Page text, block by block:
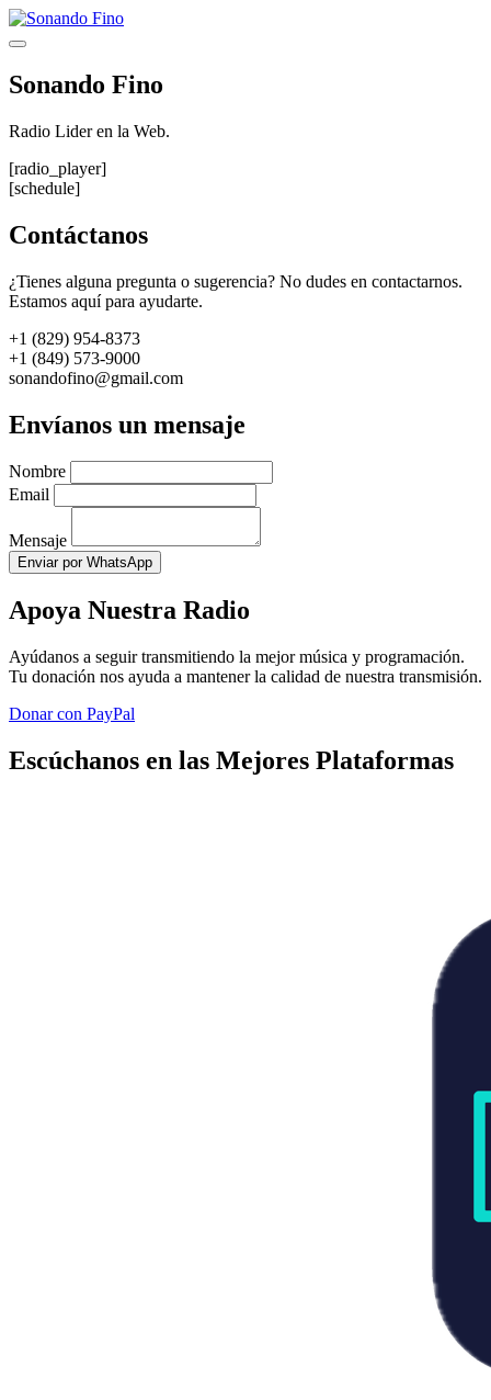
Saltar
al
Menú
Sonando Fino
Radio Lider en la Web.
[radio_player]
[schedule]
Contáctanos
¿Tienes alguna pregunta o sugerencia? No dudes en contactarnos.
Estamos aquí para ayudarte.
+1 (829) 954-8373
+1 (849) 573-9000
sonandofino@gmail.com
Envíanos un mensaje
Nombre
Email
Mensaje
Enviar por WhatsApp
Apoya Nuestra Radio
Ayúdanos a seguir transmitiendo la mejor música y programación.
Tu donación nos ayuda a mantener la calidad de nuestra transmisión.
Donar con PayPal
Escúchanos en las Mejores Plataformas